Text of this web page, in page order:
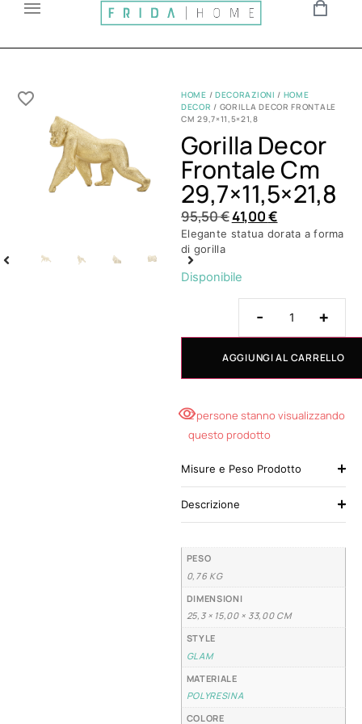
HOME / DECORAZIONI / HOME
DECOR / GORILLA DECOR FRONTALE
CM 29,7×11,5×21,8
Gorilla Decor
Frontale Cm
29,7×11,5×21,8
95,50€41,00€
Elegante statua dorata a forma
di gorilla
Disponibile
- +
AGGIUNGI AL CARRELLO
2 persone stanno visualizzando
questo prodotto
Misure e Peso Prodotto
Descrizione
PESO
0,76 KG
DIMENSIONI
25,3 × 15,00 × 33,00 CM
STYLE
GLAM
MATERIALE
POLYRESINA
COLORE